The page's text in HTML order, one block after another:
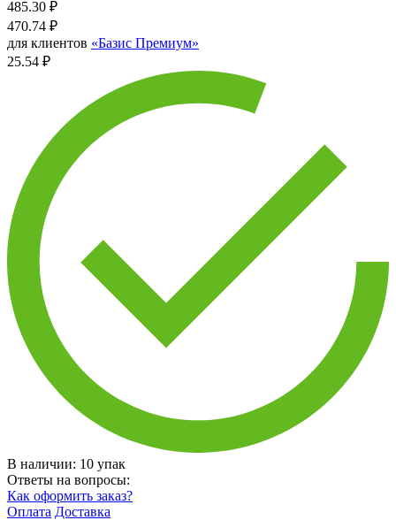
485.30 ₽
470.74 ₽
для клиентов «Базис Премиум»
25.54 ₽
В наличии: 10 упак
Ответы на вопросы:
Как оформить заказ?
Оплата Доставка